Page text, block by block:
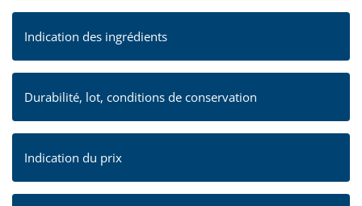
Indication des ingrédients
Durabilité, lot, conditions de conservation
Indication du prix